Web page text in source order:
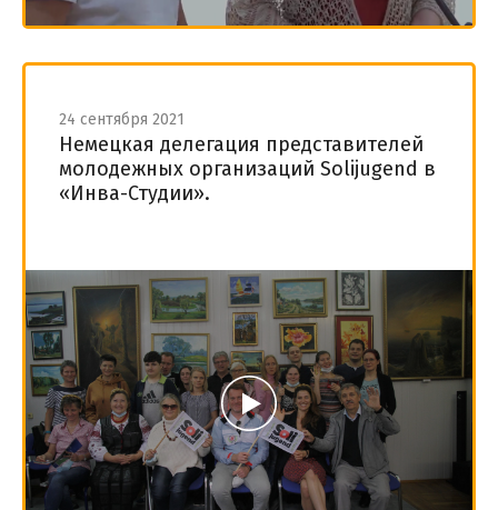
24 сентября 2021
Немецкая делегация представителей
молодежных организаций Solijugend в
«Инва-Студии».